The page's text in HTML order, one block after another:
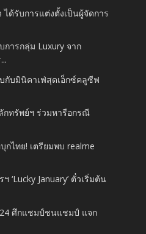
ด้รับการแต่งตั้งเป็นผู้จัดการ
การกลุ่ม Luxury จาก
กับมินิคาเฟ่สุดเอ็กซ์คลูซีฟ
กทรัพย์ฯ ร่วมหารือกรณี
กไทย! เตรียมพบ realme
‘Lucky January’ ตั๋วเริ่มต้น
ศึกแชมป์ชนแชมป์ แจก